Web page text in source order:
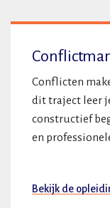
Conflicten
dit traject leer
constructief
en
Bekijk de